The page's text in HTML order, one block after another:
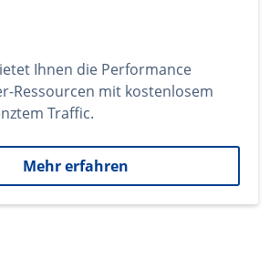
Ihnen die Performance
Ressourcen mit kostenlosem
Traffic.
Mehr erfahren